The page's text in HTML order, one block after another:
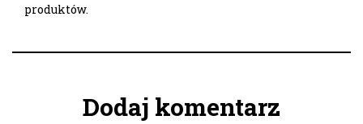
produktów.
Dodaj komentarz